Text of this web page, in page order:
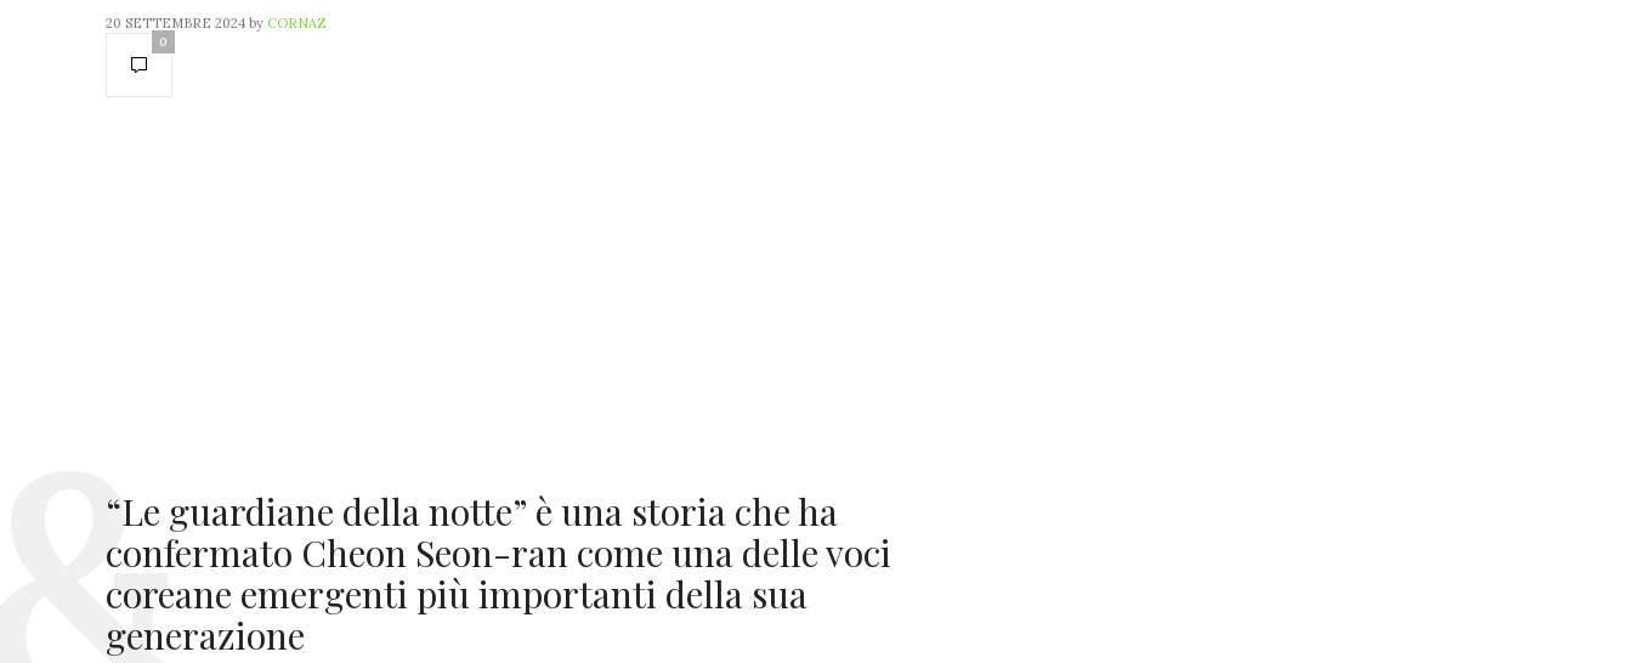
20 SETTEMBRE 2024 by CORNAZ
0
“Le guardiane della notte” è una storia che ha
confermato Cheon Seon-ran come una delle voci
coreane emergenti più importanti della sua
generazione